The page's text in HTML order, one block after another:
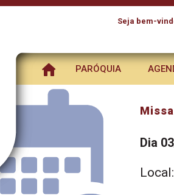
Seja bem-
PARÓQUIA
Missa
Dia
Local: